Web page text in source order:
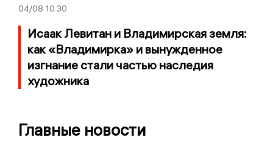
04/08 10:30
Исаак Левитан и Владимирская земля:
как «Владимирка» и вынужденное
изгнание стали частью наследия
художника
Главные новости